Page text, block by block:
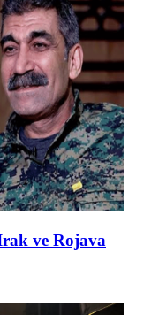
ve Rojava